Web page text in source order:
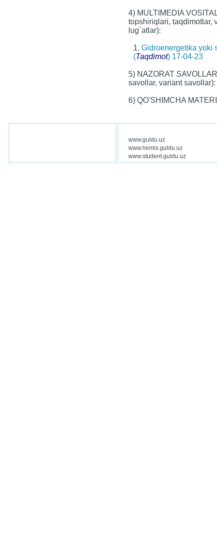
4) MULTIMEDIA
topshiriqlari, taqdimotlar,
lug`atlar):
1. Gidroenergetika yoki
(Taqdimot) 17-04-23
5) NAZORAT
savollar, variant savollar):
6) QO'SHIMCHA
www.guldu.uz
www.hemis.guldu.uz
www.student.guldu.uz